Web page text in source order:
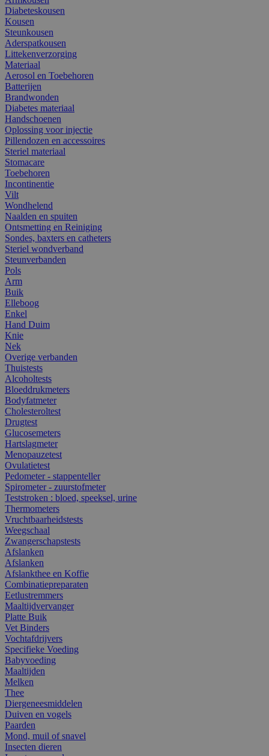
Diabeteskousen
Kousen
Steunkousen
Aderspatkousen
Littekenverzorging
Materiaal
Aerosol en Toebehoren
Batterijen
Brandwonden
Diabetes materiaal
Handschoenen
Oplossing voor injectie
Pillendozen en accessoires
Steriel materiaal
Stomacare
Toebehoren
Incontinentie
Vilt
Wondhelend
Naalden en spuiten
Ontsmetting en Reiniging
Sondes, baxters en catheters
Steriel wondverband
Steunverbanden
Pols
Arm
Buik
Elleboog
Enkel
Hand Duim
Knie
Nek
Overige verbanden
Thuistests
Alcoholtests
Bloeddrukmeters
Bodyfatmeter
Cholesteroltest
Drugtest
Glucosemeters
Hartslagmeter
Menopauzetest
Ovulatietest
Pedometer - stappenteller
Spirometer - zuurstofmeter
Teststroken : bloed, speeksel, urine
Thermometers
Vruchtbaarheidstests
Weegschaal
Zwangerschapstests
Afslanken
Afslanken
Afslankthee en Koffie
Combinatiepreparaten
Eetlustremmers
Maaltijdvervanger
Platte Buik
Vet Binders
Vochtafdrijvers
Specifieke Voeding
Babyvoeding
Maaltijden
Melken
Thee
Diergeneesmiddelen
Duiven en vogels
Paarden
Mond, muil of snavel
Insecten dieren